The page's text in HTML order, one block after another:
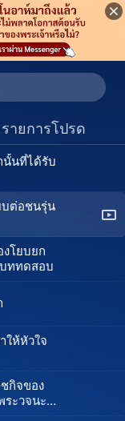
รายการโปรด
อซาตาน
พ-พระเจ้า
ะเจ้า
นั้นที่ได้รับ
บต่อชนรุ่น
โยบยก
ททดสอบ
ให้หัวใจ
กิจของ
ระวจนะ